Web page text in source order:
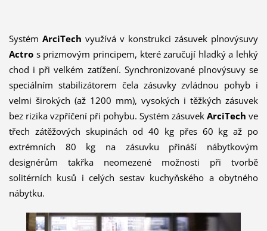
Systém ArciTech využívá v konstrukci zásuvek plnovýsuvy
Actros prizmovým principem, které zaručují hladký a lehký
chod i při velkém zatížení. Synchronizované plnovýsuvy se
speciálním stabilizátorem čela zásuvky zvládnou pohyb i
velmi širokých (až 1200 mm), vysokých i těžkých zásuvek
bez rizika vzpříčení při pohybu. Systém zásuvekArciTech ve
třech zátěžových skupinách od 40 kg přes 60 kg až po
extrémních 80 kg na zásuvku přináší nábytkovým
designérům takřka neomezené možnosti při tvorbě
solitérních kusů i celých sestav kuchyňského a obytného
nábytku.